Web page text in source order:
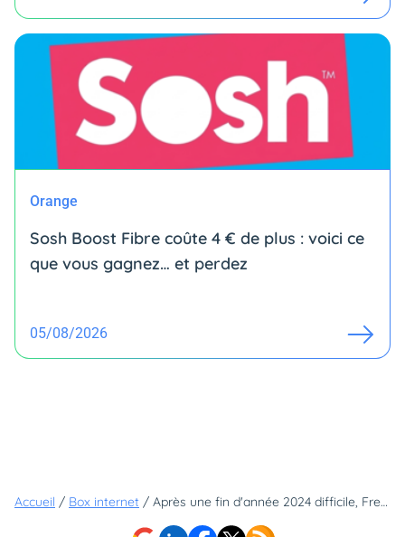
Orange
Sosh Boost Fibre coûte 4 € de plus : voici ce
que vous gagnez… et perdez
05/08/2026
Accueil / Box internet / Après une fin d'année 2024 difficile, Free veut repartir de l'avant avec ses deux nouvelles offres Freebox